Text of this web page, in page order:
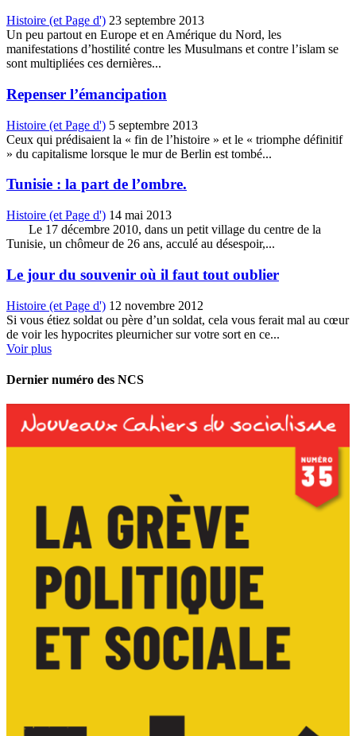
Histoire (et Page d') 23 septembre 2013
Un peu partout en Europe et en Amérique du Nord, les
manifestations d’hostilité contre les Musulmans et contre l’islam se
sont multipliées ces dernières...
Repenser l’émancipation
Histoire (et Page d') 5 septembre 2013
Ceux qui prédisaient la « fin de l’histoire » et le « triomphe définitif
» du capitalisme lorsque le mur de Berlin est tombé...
Tunisie : la part de l’ombre.
Histoire (et Page d') 14 mai 2013
Le 17 décembre 2010, dans un petit village du centre de la
Tunisie, un chômeur de 26 ans, acculé au désespoir,...
Le jour du souvenir où il faut tout oublier
Histoire (et Page d') 12 novembre 2012
Si vous étiez soldat ou père d’un soldat, cela vous ferait mal au cœur
de voir les hypocrites pleurnicher sur votre sort en ce...
Voir plus
Dernier numéro des NCS